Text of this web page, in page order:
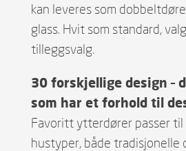
kan leveres som
glass. Hvit som standard,
tilleggsvalg.
30 forskjellige design –
som har et forhold til
Favoritt ytterdører passer
hustyper, både tradisjonelle